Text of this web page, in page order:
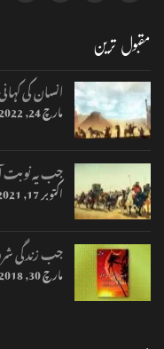
مقبول ترین
انسان کی
مارچ 24, 2022
جب یہ نوبت
اکتوبر 17, 2021
جب زندگی
مارچ 30, 2018